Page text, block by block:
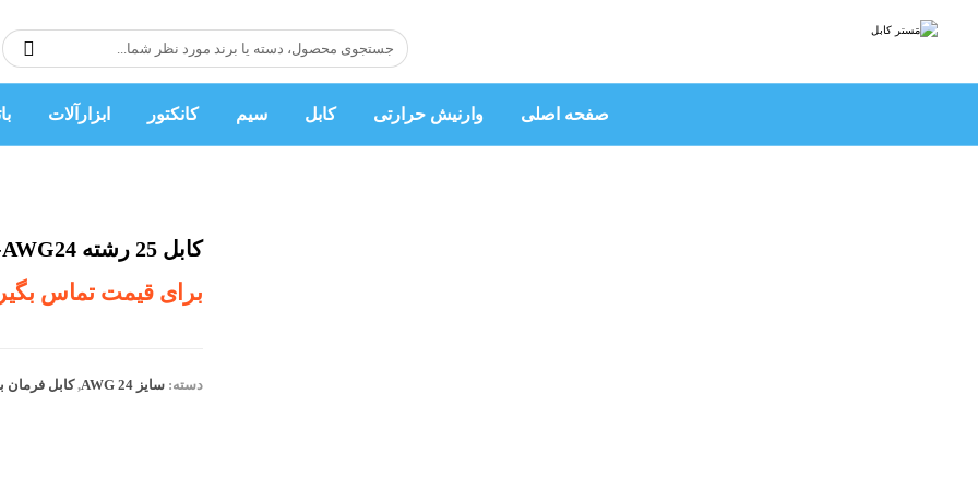
صفحه اصلی وارنیش حرارتی کابل سیم کانکتور ابزارآلات
کابل 25 رشته AWG24-یک متر
برای قیمت تماس
دسته:سایز AWG 24 ,کابل فرمان